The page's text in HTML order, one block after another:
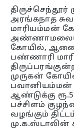
அரங்கநாத
மாரியம்மன்
கோயில்,
பண்ணாரி
முருகன்
பவானியம்மன்
ஆண்டுக்கு
பச்சிளம்
வழங்கும்
மு.க.ஸ்டாலின்